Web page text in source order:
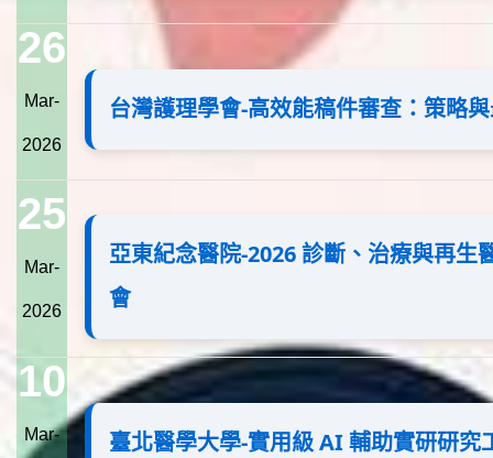
26
Mar-
2026
台灣護理學會-高效能稿件審查：策略
25
Mar-
2026
亞東紀念醫院-2026 診斷、治療與再生
會
10
Mar- 臺北醫學大學-實用級 AI 輔助實研研究